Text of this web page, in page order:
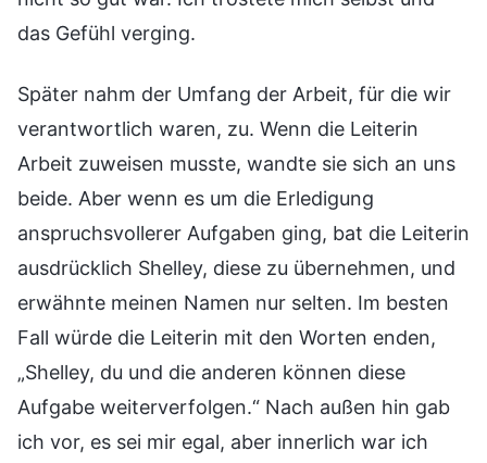
das Gefühl verging.
Später nahm der Umfang der Arbeit, für die wir
verantwortlich waren, zu. Wenn die Leiterin
Arbeit zuweisen musste, wandte sie sich an uns
beide. Aber wenn es um die Erledigung
anspruchsvollerer Aufgaben ging, bat die Leiterin
ausdrücklich Shelley, diese zu übernehmen, und
erwähnte meinen Namen nur selten. Im besten
Fall würde die Leiterin mit den Worten enden,
„Shelley, du und die anderen können diese
Aufgabe weiterverfolgen.“ Nach außen hin gab
ich vor, es sei mir egal, aber innerlich war ich